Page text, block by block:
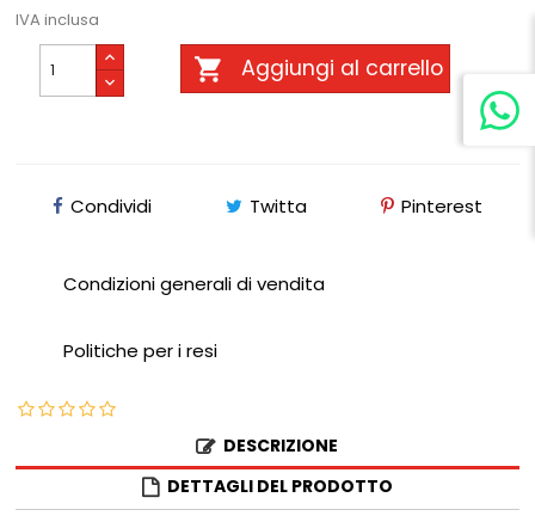
IVA inclusa
 Aggiungi al carrello
Condividi Twitta Pinterest
Condizioni generali di vendita
Politiche per i resi
DESCRIZIONE
DETTAGLI DEL PRODOTTO